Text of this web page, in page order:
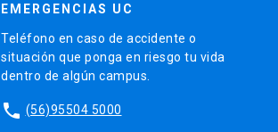
EMERGENCIAS UC
Teléfono en caso de accidente o
situación que ponga en riesgo tu vida
dentro de algún campus.
phone (56)95504 5000